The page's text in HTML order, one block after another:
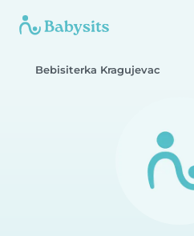
Bebisiterka Kragujevac